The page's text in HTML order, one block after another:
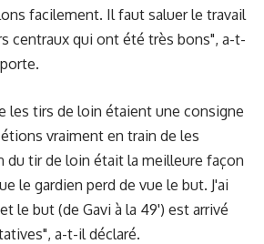
facilement. Il faut saluer le travail
centraux qui ont été très bons", a-t-
les tirs de loin étaient une consigne
vraiment en train de les
tir de loin était la meilleure façon
le gardien perd de vue le but. J'ai
le but (de Gavi à la 49') est arrivé
a-t-il déclaré.